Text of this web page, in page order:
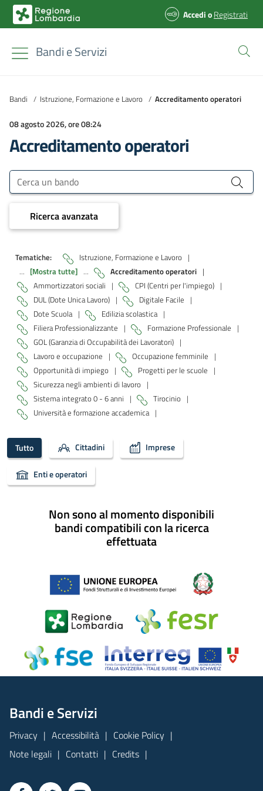
AccedioRegistrati
Bandi e Servizi
Bandi / Istruzione, Formazione e Lavoro / Accreditamento operatori
08 agosto 2026, ore 08:24
Accreditamento operatori
Bandi e Servizi
Cerca un bando
Ricerca avanzata
Tematiche: Istruzione, Formazione e Lavoro |
... [Mostra tutte] ... Accreditamento operatori |
Ammortizzatori sociali | CPI (Centri per l'impiego) |
DUL (Dote Unica Lavoro) | Digitale Facile |
Dote Scuola | Edilizia scolastica |
Filiera Professionalizzante | Formazione Professionale |
GOL (Garanzia di Occupabilità dei Lavoratori) |
Lavoro e occupazione | Occupazione femminile |
Opportunità di impiego | Progetti per le scuole |
Sicurezza negli ambienti di lavoro |
Sistema integrato 0 - 6 anni | Tirocinio |
Università e formazione accademica |
Tutto Cittadini Imprese
Enti e operatori
Non sono al momento disponibili
bandi compatibili con la ricerca
effettuata
Bandi e Servizi
Privacy Accessibilità
Cookie Policy
Note legali
Contatti Credits